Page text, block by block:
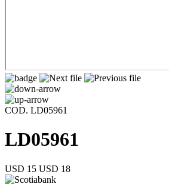
COD. LD05961
LD05961
USD 15 USD 18